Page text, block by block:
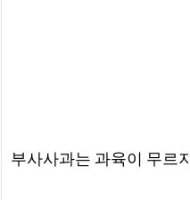
부사사과는 과육이 무르